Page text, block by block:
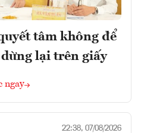
tâm không để
dừng lại trên giấy
ngay
22:38, 07/08/2026